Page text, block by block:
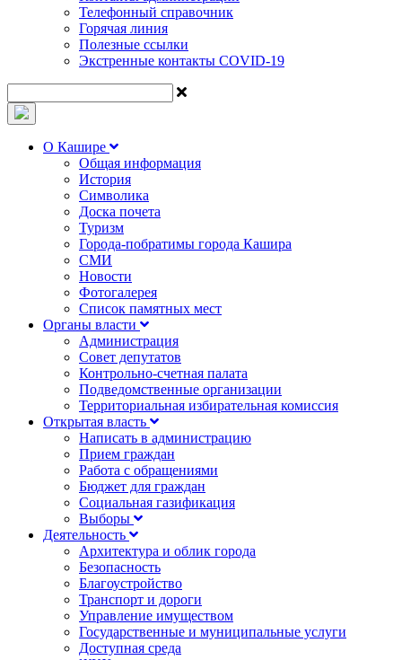
Телефонный справочник
Горячая линия
Полезные ссылки
Экстренные контакты COVID-19
О Кашире
Общая информация
История
Символика
Доска почета
Туризм
Города-побратимы города Кашира
СМИ
Новости
Фотогалерея
Список памятных мест
Органы власти
Администрация
Совет депутатов
Контрольно-счетная палата
Подведомственные организации
Территориальная избирательная комиссия
Открытая власть
Написать в администрацию
Прием граждан
Работа с обращениями
Бюджет для граждан
Социальная газификация
Выборы
Деятельность
Архитектура и облик города
Безопасность
Благоустройство
Транспорт и дороги
Управление имуществом
Государственные и муниципальные услуги
Доступная среда